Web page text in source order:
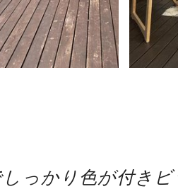
っかり色が付き